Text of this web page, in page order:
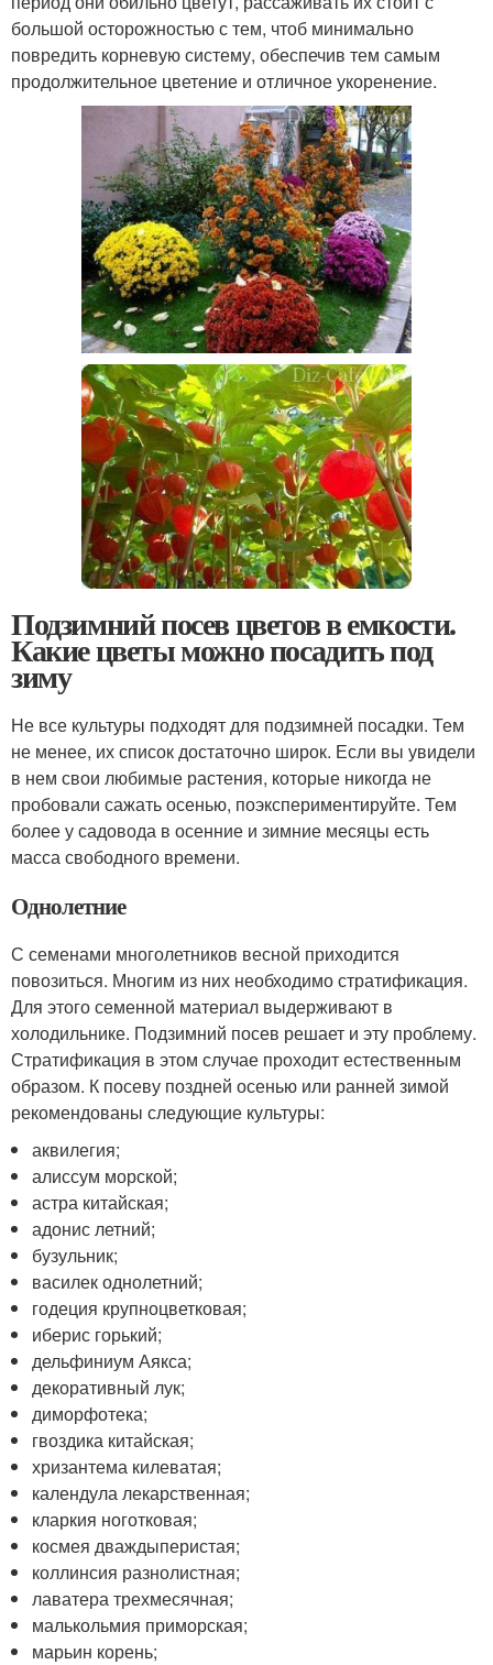
большой осторожностью с тем, чтоб минимально
повредить корневую систему, обеспечив тем самым
продолжительное цветение и отличное укоренение.
Подзимний посев цветов в емкости.
Какие цветы можно посадить под
зиму
Не все культуры подходят для подзимней посадки. Тем
не менее, их список достаточно широк. Если вы увидели
в нем свои любимые растения, которые никогда не
пробовали сажать осенью, поэкспериментируйте. Тем
более у садовода в осенние и зимние месяцы есть
масса свободного времени.
Однолетние
С семенами многолетников весной приходится
повозиться. Многим из них необходимо стратификация.
Для этого семенной материал выдерживают в
холодильнике. Подзимний посев решает и эту проблему.
Стратификация в этом случае проходит естественным
образом. К посеву поздней осенью или ранней зимой
рекомендованы следующие культуры:
аквилегия;
алиссум морской;
астра китайская;
адонис летний;
бузульник;
василек однолетний;
годеция крупноцветковая;
иберис горький;
дельфиниум Аякса;
декоративный лук;
диморфотека;
гвоздика китайская;
хризантема килеватая;
календула лекарственная;
кларкия ноготковая;
космея дваждыперистая;
коллинсия разнолистная;
лаватера трехмесячная;
малькольмия приморская;
марьин корень;